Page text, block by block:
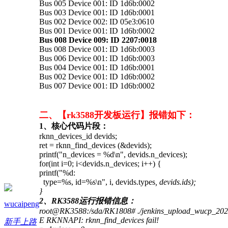
wucaipeng
新手上路
Bus 005 Device 001: ID 1d6b:0002
Bus 003 Device 001: ID 1d6b:0001
Bus 002 Device 002: ID 05e3:0610
Bus 001 Device 001: ID 1d6b:0002
Bus 008 Device 009: ID 2207:0018
Bus 008 Device 001: ID 1d6b:0003
Bus 006 Device 001: ID 1d6b:0003
Bus 004 Device 001: ID 1d6b:0001
Bus 002 Device 001: ID 1d6b:0002
Bus 007 Device 001: ID 1d6b:0002
二、【rk3588开发板运行】报错如下：
1、核心代码片段：
rknn_devices_id devids;
ret = rknn_find_devices (&devids);
printf("n_devices = %d\n", devids.n_devices);
for(int i=0; i<devids.n_devices; i++) {
printf("%d:
type=%s, id=%s\n", i, devids.types , devids.ids);
}
2、RK3588运行报错信息：
root@RK3588:/sda/RK1808# ./
E RKNNAPI: rknn_find_devices fail!